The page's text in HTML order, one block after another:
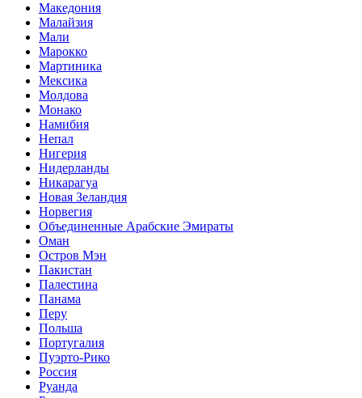
Македония
Малайзия
Мали
Марокко
Мартиника
Мексика
Молдова
Монако
Намибия
Непал
Нигерия
Нидерланды
Никарагуа
Новая Зеландия
Норвегия
Объединенные Арабские Эмираты
Оман
Остров Мэн
Пакистан
Палестина
Панама
Перу
Польша
Португалия
Пуэрто-Рико
Россия
Руанда